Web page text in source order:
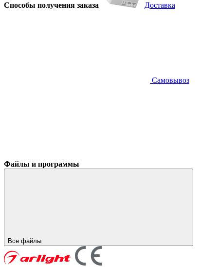
Способы получения заказа Доставка
Самовывоз
Файлы и программы
Все файлы